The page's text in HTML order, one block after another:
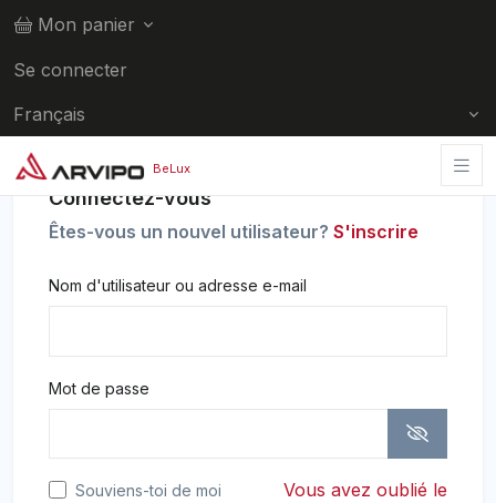
Mon panier
Se connecter
Français
BeLux
Connectez-vous
Êtes-vous un nouvel utilisateur? S'inscrire
Nom d'utilisateur ou adresse e-mail
Mot de passe
Souviens-toi de moi
Vous avez oublié le